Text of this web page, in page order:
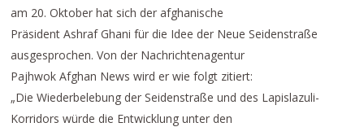
am 20. Oktober hat sich der afghanische
Präsident Ashraf Ghani für die Idee der Neue Seidenstraße
ausgesprochen. Von der Nachrichtenagentur
Pajhwok Afghan News wird er wie folgt zitiert:
„Die Wiederbelebung der Seidenstraße und des Lapislazuli-
Korridors würde die Entwicklung unter den